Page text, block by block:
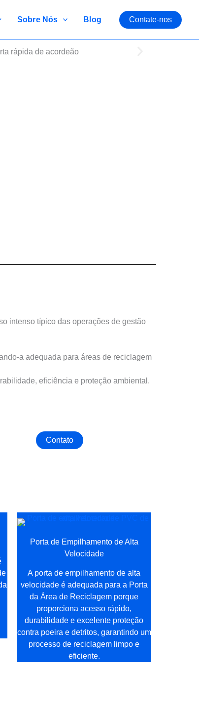
Sobre Nós Blog Contate-nos
intenso típico das operações de gestão
a adequada para áreas de reciclagem
eficiência e proteção ambiental.
Contato
Porta de Empilhamento de Alta
Velocidade
A porta de empilhamento de alta
velocidade é adequada para a Porta
da Área de Reciclagem porque
proporciona acesso rápido,
durabilidade e excelente proteção
contra poeira e detritos, garantindo um
processo de reciclagem limpo e
eficiente.